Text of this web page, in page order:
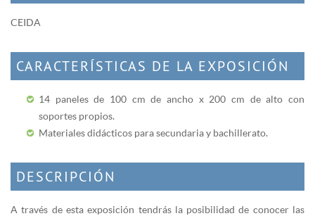
CEIDA
CARACTERÍSTICAS DE LA EXPOSICIÓN
14 paneles de 100 cm de ancho x 200 cm de alto con
soportes propios.
Materiales didácticos para secundaria y bachillerato.
DESCRIPCIÓN
A través de esta exposición tendrás la posibilidad de conocer las